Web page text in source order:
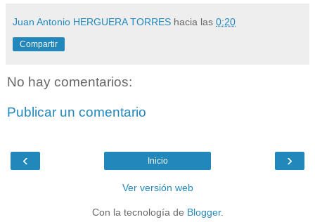
Juan Antonio HERGUERA TORRES hacia las 0:20
Compartir
No hay comentarios:
Publicar un comentario
‹ ›
Inicio
Ver versión web
Con la tecnología de Blogger.